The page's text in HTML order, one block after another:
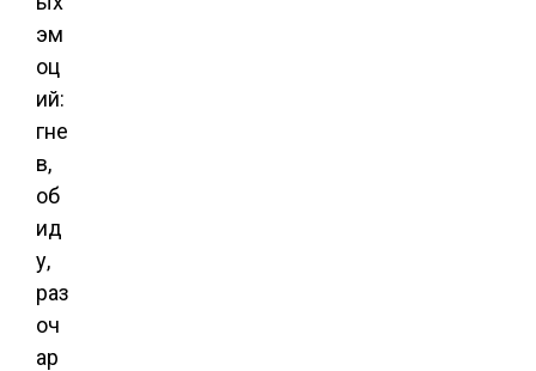
эм
оц
ий:
гне
в,
об
ид
у,
раз
оч
ар